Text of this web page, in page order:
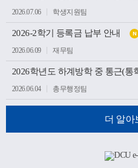
2026.07.06 학생지원팀
2026-2학기 등록금 납부 안내 N
2026.06.09 재무팀
2026학년도 하계방학 중 통근(통
2026.06.04 총무행정팀
더 알아